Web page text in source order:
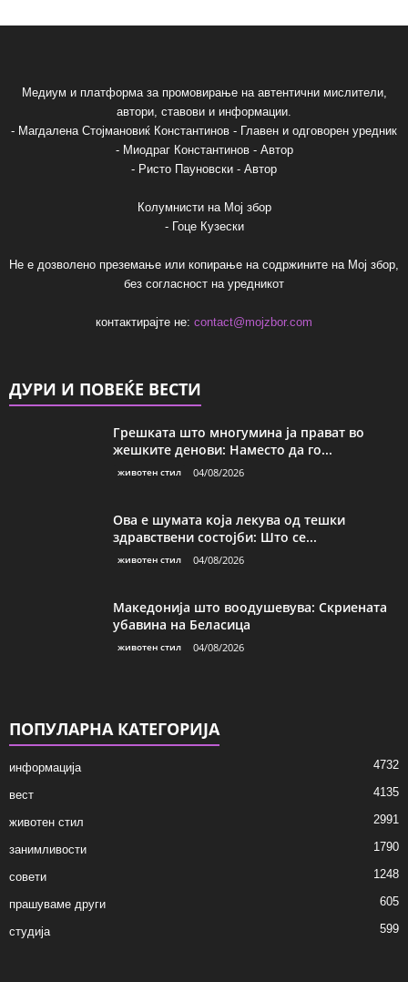
Медиум и платформа за промовирање на автентични мислители,
автори, ставови и информации.
- Магдалена Стојмановиќ Константинов - Главен и одговорен уредник
- Миодраг Константинов - Автор
- Ристо Пауновски - Автор
Колумнисти на Мој збор
- Гоце Кузески
Не е дозволено преземање или копирање на содржините на Мој збор,
без согласност на уредникот
контактирајте не: contact@mojzbor.com
ДУРИ И ПОВЕЌЕ ВЕСТИ
Грешката што многумина ја прават во
жешките денови: Наместо да го...
животен стил 04/08/2026
Ова е шумата која лекува од тешки
здравствени состојби: Што се...
животен стил 04/08/2026
Македонија што воодушевува: Скриената
убавина на Беласица
животен стил 04/08/2026
ПОПУЛАРНА КАТЕГОРИЈА
информација 4732
вест 4135
животен стил 2991
занимливости 1790
совети 1248
прашуваме други 605
студија 599